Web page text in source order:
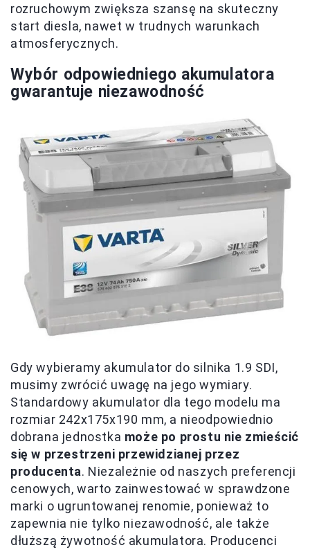
rozruchowym zwiększa szansę na skuteczny
start diesla, nawet w trudnych warunkach
atmosferycznych.
Wybór odpowiedniego akumulatora
gwarantuje niezawodność
Gdy wybieramy akumulator do silnika 1.9 SDI,
musimy zwrócić uwagę na jego wymiary.
Standardowy akumulator dla tego modelu ma
rozmiar 242x175x190 mm, a nieodpowiednio
dobrana jednostka może po prostu nie zmieścić
się w przestrzeni przewidzianej przez
producenta. Niezależnie od naszych preferencji
cenowych, warto zainwestować w sprawdzone
marki o ugruntowanej renomie, ponieważ to
zapewnia nie tylko niezawodność, ale także
dłuższą żywotność akumulatora. Producenci